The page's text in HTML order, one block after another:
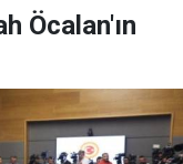
Öcalan'ın